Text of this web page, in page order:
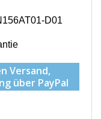
D01
Versand,
über PayPal